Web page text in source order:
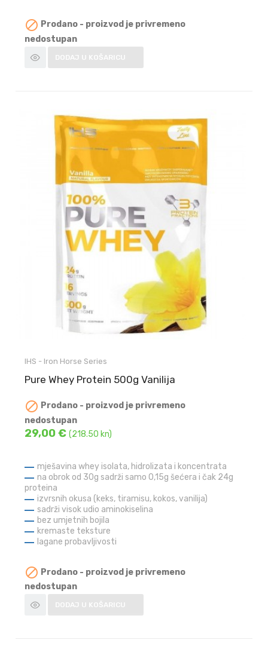
 Prodano - proizvod je privremeno
nedostupan
DODAJ U KOŠARICU
IHS - Iron Horse Series
Pure Whey Protein 500g Vanilija
 Prodano - proizvod je privremeno
nedostupan
29,00 €(218.50 kn)
mješavina whey isolata, hidrolizata i koncentrata
na obrok od 30g sadrži samo 0,15g šećera i čak 24g
proteina
izvrsnih okusa (keks, tiramisu, kokos, vanilija)
sadrži visok udio aminokiselina
bez umjetnih bojila
kremaste teksture
lagane probavljivosti
 Prodano - proizvod je privremeno
nedostupan
DODAJ U KOŠARICU